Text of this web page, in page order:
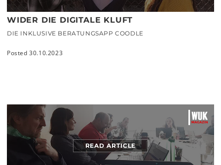
WIDER DIE DIGITALE KLUFT
DIE INKLUSIVE BERATUNGSAPP COODLE
Posted 30.10.2023
READ ARTICLE